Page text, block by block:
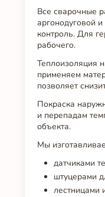
Все сварочные
аргонодуговой
контроль. Для
рабочего.
Теплоизоляция
применяем
позволяет
Покраска
и перепадам
объекта.
Мы
датчиками
штуцерами
лестницами